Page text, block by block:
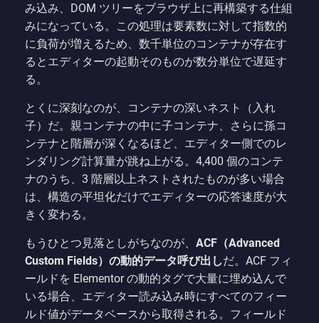
み込み、DOM ツリーをブラウザ上に再構築する仕組
みになっている。この処理は要素数に対して指数的
に負荷が増えるため、数千単位のコンテナが存在す
るとエディターの起動そのものが数分単位で遅延す
る。
とくに深刻なのが、コンテナの深いネスト（入れ
子）だ。親コンテナの中に子コンテナ、さらに孫コ
ンテナと階層が深くなるほど、エディター側でのレ
ンダリング計算量が跳ね上がる。4,400 個のコンテ
ナのうち、3 階層以上ネストされたものが多い場合
は、構造の平坦化だけでエディターの応答速度が大
きく変わる。
もうひとつ見落としがちなのが、 ACF（Advanced
Custom Fields）の動的データ呼び出しだ。ACF フィ
ールドを Elementor の動的タグで大量に埋め込んで
いる場合、エディター読み込み時にすべてのフィー
ルド値がデータベースから取得される。フィールド